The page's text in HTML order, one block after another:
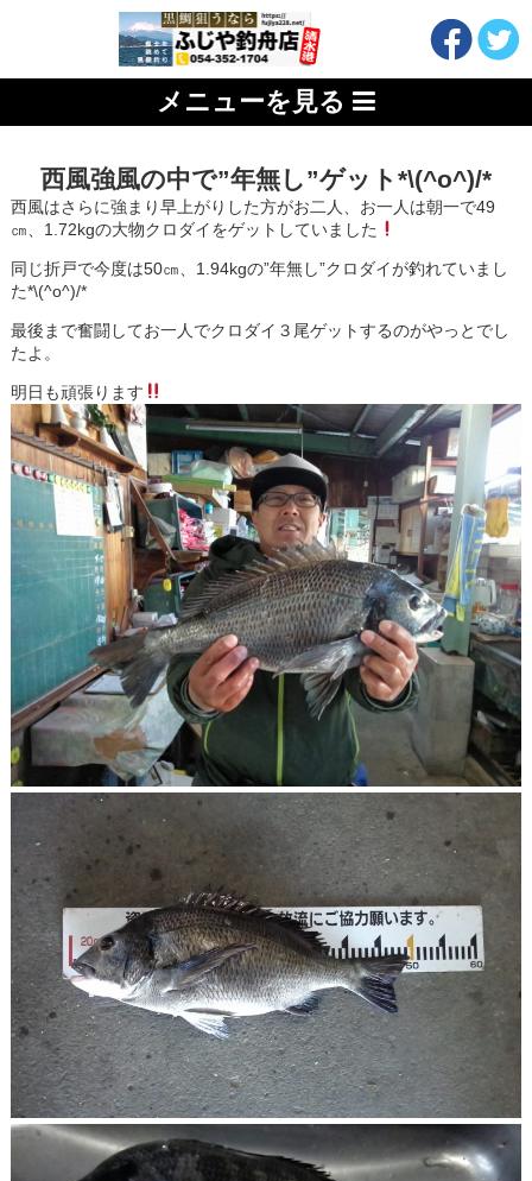
メニューを見る
西風強風の中で”年無し”ゲット*\(^o^)/*
西風はさらに強まり早上がりした方がお二人、お一人は朝一で49
㎝、1.72kgの大物クロダイをゲットしていました
同じ折戸で今度は50㎝、1.94kgの”年無し”クロダイが釣れていまし
た*\(^o^)/*
最後まで奮闘してお一人でクロダイ３尾ゲットするのがやっとでし
たよ。
明日も頑張ります